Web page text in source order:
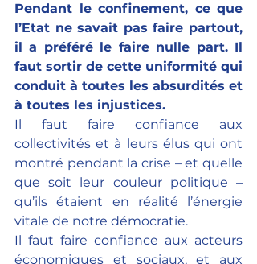
Pendant le confinement, ce que
l’Etat ne savait pas faire partout,
il a préféré le faire nulle part. Il
faut sortir de cette uniformité qui
conduit à toutes les absurdités et
à toutes les injustices.
Il faut faire confiance aux
collectivités et à leurs élus qui ont
montré pendant la crise – et quelle
que soit leur couleur politique –
qu’ils étaient en réalité l’énergie
vitale de notre démocratie.
Il faut faire confiance aux acteurs
économiques et sociaux, et aux